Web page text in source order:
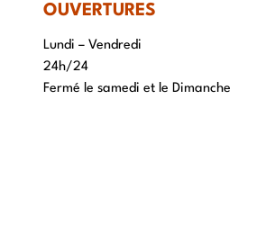
OUVERTURES
Lundi – Vendredi
24h/24
Fermé le samedi et le Dimanche